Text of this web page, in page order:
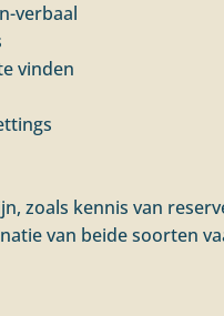
verbaal
vinden
zoals kennis van
van beide soorten